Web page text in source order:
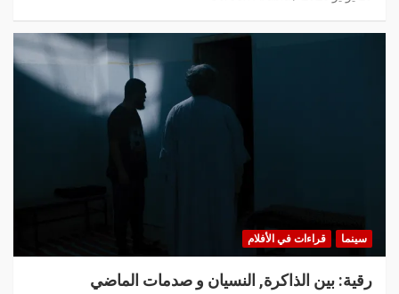
سينما قراءات في الأفلام
رقية: بين الذاكرة, النسيان و صدمات الماضي